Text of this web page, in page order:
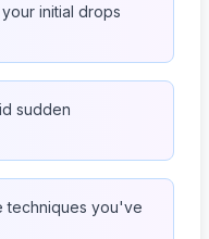
initial drops
sudden
techniques you've